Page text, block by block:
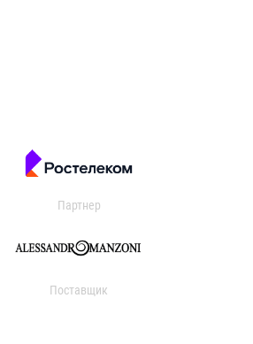
Партнер
Поставщик